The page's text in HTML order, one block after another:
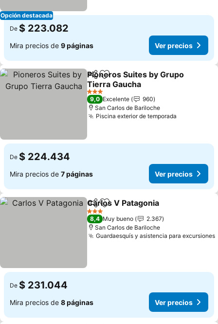
Opción destacada
De $ 223.082
Mira precios de 9 páginas Ver precios
CompartirAgregar a favoritos
Pioneros Suites by Grupo
Tierra Gaucha
3 Estrellas
9,0 Excelente
960
San Carlos de Bariloche
Piscina exterior de temporada
De $ 224.434
Mira precios de 7 páginas Ver precios
CompartirAgregar a favoritos
Carlos V Patagonia
3 Estrellas
8,4 Muy bueno
2.367
San Carlos de Bariloche
Guardaesquís y asistencia para excursiones
De $ 231.044
Mira precios de 8 páginas Ver precios